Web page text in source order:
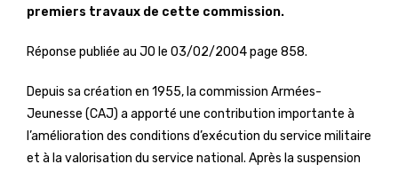
premiers travaux de cette commission.
Réponse publiée au JO le 03/02/2004 page 858.
Depuis sa création en 1955, la commission Armées-
Jeunesse (CAJ) a apporté une contribution importante à
l’amélioration des conditions d’exécution du service militaire
et à la valorisation du service national. Après la suspension